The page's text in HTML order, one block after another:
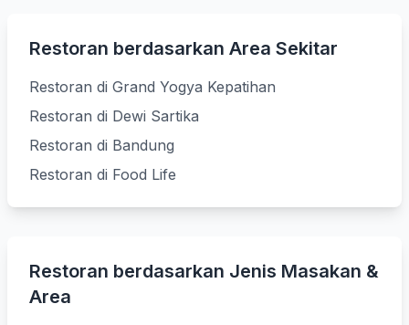
Restoran berdasarkan Area Sekitar
Restoran di Grand Yogya Kepatihan
Restoran di Dewi Sartika
Restoran di Bandung
Restoran di Food Life
Restoran berdasarkan Jenis Masakan &
Area